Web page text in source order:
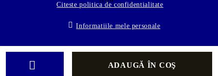
Citeste politica de confidentialitate
Informatiile mele personale